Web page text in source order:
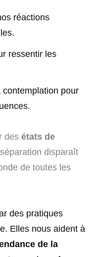
réactions
ressentir les
pour
des états de
disparaît
de toutes les
des pratiques
Elles nous aident à
de la